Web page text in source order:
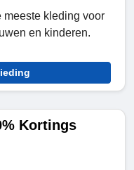
meeste kleding voor
en kinderen.
Kortings